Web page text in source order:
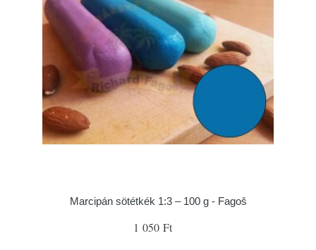
Marcipán sötétkék 1:3 – 100 g - Fagoš
1 050 Ft